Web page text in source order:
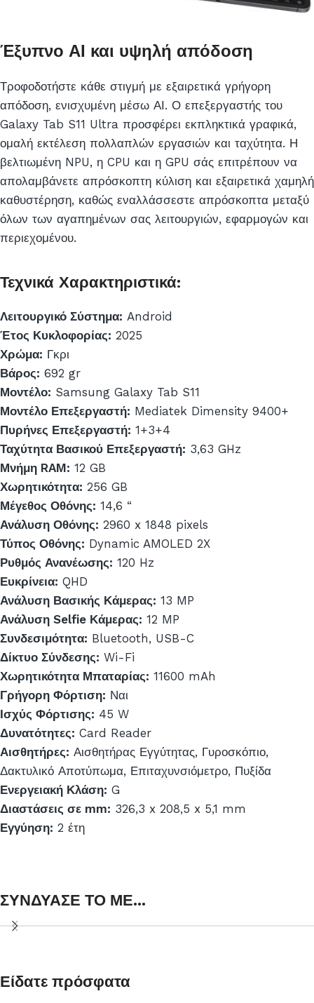
Έξυπνο ΑΙ και υψηλή απόδοση
Τροφοδοτήστε κάθε στιγμή με εξαιρετικά γρήγορη
απόδοση, ενισχυμένη μέσω ΑΙ. Ο επεξεργαστής του
Galaxy Tab S11 Ultra προσφέρει εκπληκτικά γραφικά,
ομαλή εκτέλεση πολλαπλών εργασιών και ταχύτητα. Η
βελτιωμένη NPU, η CPU και η GPU σάς επιτρέπουν να
απολαμβάνετε απρόσκοπτη κύλιση και εξαιρετικά χαμηλή
καθυστέρηση, καθώς εναλλάσσεστε απρόσκοπτα μεταξύ
όλων των αγαπημένων σας λειτουργιών, εφαρμογών και
περιεχομένου.
Τεχνικά Χαρακτηριστικά:
Λειτουργικό Σύστημα: Android
Έτος Κυκλοφορίας: 2025
Χρώμα: Γκρι
Βάρος: 692 gr
Μοντέλο: Samsung Galaxy Tab S11
Μοντέλο Επεξεργαστή: Mediatek Dimensity 9400+
Πυρήνες Επεξεργαστή: 1+3+4
Ταχύτητα Βασικού Επεξεργαστή: 3,63 GHz
Μνήμη RAM: 12 GB
Χωρητικότητα: 256 GB
Μέγεθος Οθόνης: 14,6 “
Ανάλυση Οθόνης: 2960 x 1848 pixels
Τύπος Οθόνης: Dynamic AMOLED 2X
Ρυθμός Ανανέωσης: 120 Hz
Ευκρίνεια: QHD
Ανάλυση Βασικής Κάμερας: 13 MP
Ανάλυση Selfie Κάμερας: 12 MP
Συνδεσιμότητα: Bluetooth, USB-C
Δίκτυο Σύνδεσης: Wi-Fi
Χωρητικότητα Μπαταρίας: 11600 mAh
Γρήγορη Φόρτιση: Ναι
Ισχύς Φόρτισης: 45 W
Δυνατότητες: Card Reader
Αισθητήρες: Αισθητήρας Εγγύτητας, Γυροσκόπιο,
Δακτυλικό Αποτύπωμα, Επιταχυνσιόμετρο, Πυξίδα
Ενεργειακή Κλάση: G
Διαστάσεις σε mm: 326,3 x 208,5 x 5,1 mm
Εγγύηση: 2 έτη
ΣΥΝΔΥΑΣΕ ΤΟ ΜΕ...
Είδατε πρόσφατα